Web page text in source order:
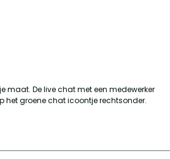
maat. De live chat met een medewerker
het groene chat icoontje rechtsonder.